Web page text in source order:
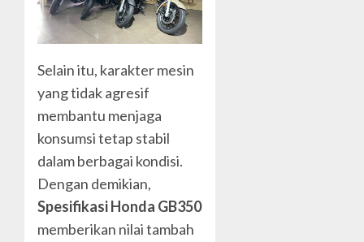
Selain itu, karakter mesin
yang tidak agresif
membantu menjaga
konsumsi tetap stabil
dalam berbagai kondisi.
Dengan demikian,
Spesifikasi Honda GB350
memberikan nilai tambah